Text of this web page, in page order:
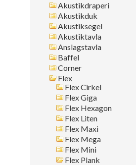
Format
Tjocklek
Artikelgrupp
Kanttyp
Placering
Montagesätt
Sök i allt
Akustikdraperi
Akustikduk
Akustiksegel
Akustiktavla
Anslagstavla
Baffel
Corner
Flex
Flex Cirkel
Flex Giga
Flex Hexagon
Flex Liten
Flex Maxi
Flex Mega
Flex Mini
Flex Plank